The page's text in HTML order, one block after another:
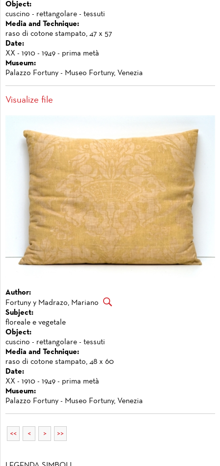
Object:
cuscino - rettangolare - tessuti
Media and Technique:
raso di cotone stampato, 47 x 57
Date:
XX - 1910 - 1949 - prima metà
Museum:
Palazzo Fortuny - Museo Fortuny, Venezia
Visualize file
Author:
Fortuny y Madrazo, Mariano
Subject:
floreale e vegetale
Object:
cuscino - rettangolare - tessuti
Media and Technique:
raso di cotone stampato, 48 x 60
Date:
XX - 1910 - 1949 - prima metà
Museum:
Palazzo Fortuny - Museo Fortuny, Venezia
<< < > >>